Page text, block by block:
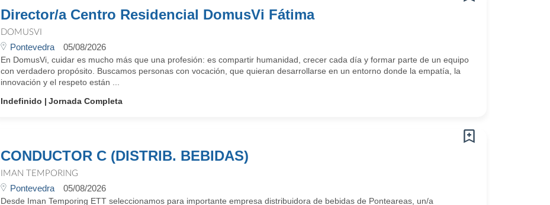
Director/a Centro Residencial DomusVi Fátima
DOMUSVI
Pontevedra 05/08/2026
En DomusVi, cuidar es mucho más que una profesión: es compartir humanidad, crecer cada día y formar parte de un equipo
con verdadero propósito. Buscamos personas con vocación, que quieran desarrollarse en un entorno donde la empatía, la
innovación y el respeto están ...
Indefinido
Jornada Completa
CONDUCTOR C (DISTRIB. BEBIDAS)
IMAN TEMPORING
Pontevedra 05/08/2026
Desde Iman Temporing ETT seleccionamos para importante empresa distribuidora de bebidas de Ponteareas, un/a